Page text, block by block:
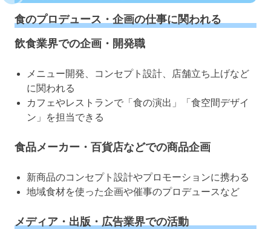
食のプロデュース・企画の仕事に関われる
飲食業界での企画・開発職
メニュー開発、コンセプト設計、店舗立ち上げなど
に関われる
カフェやレストランで「食の演出」「食空間デザイ
ン」を担当できる
食品メーカー・百貨店などでの商品企画
新商品のコンセプト設計やプロモーションに携わる
地域食材を使った企画や催事のプロデュースなど
メディア・出版・広告業界での活動